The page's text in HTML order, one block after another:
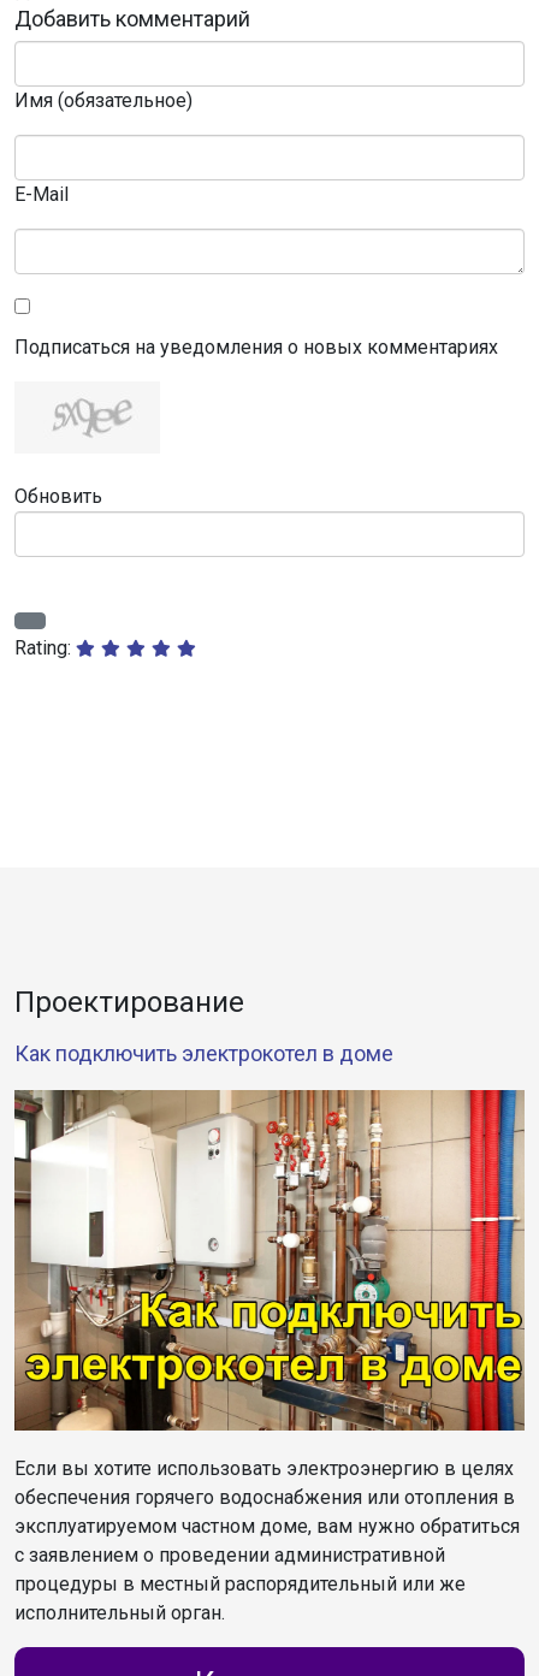
Добавить комментарий
Имя (обязательное)
E-Mail
Подписаться на уведомления о новых комментариях
Обновить
Rating:
Проектирование
Как подключить электрокотел в доме
Если вы хотите использовать электроэнергию в целях
обеспечения горячего водоснабжения или отопления в
эксплуатируемом частном доме, вам нужно обратиться
с заявлением о проведении административной
процедуры в местный распорядительный или же
исполнительный орган.